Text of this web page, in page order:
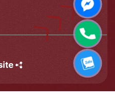
Phone
Zalo